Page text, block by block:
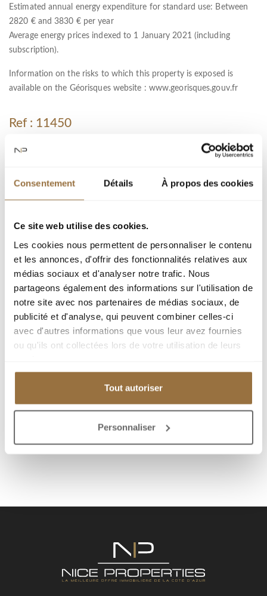
Consentement Détails À propos des cookies
Ce site web utilise des cookies.
Les cookies nous permettent de personnaliser le contenu
et les annonces, d'offrir des fonctionnalités relatives aux
médias sociaux et d'analyser notre trafic. Nous
partageons également des informations sur l'utilisation de
notre site avec nos partenaires de médias sociaux, de
publicité et d'analyse, qui peuvent combiner celles-ci
avec d'autres informations que vous leur avez fournies
ou qu'ils ont collectées lors de votre utilisation de leurs
Tout autoriser
Personnaliser
Estimated annual energy expenditure for standard use: Between
2820 € and 3830 € per year
Average energy prices indexed to 1 January 2021 (including
subscription).
Information on the risks to which this property is exposed is
available on the Géorisques website : www.georisques.gouv.fr
Ref : 11450
Парковка(ки) : 4
Добавить к подборке